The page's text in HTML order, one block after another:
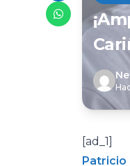
[ad_1]
Patricio